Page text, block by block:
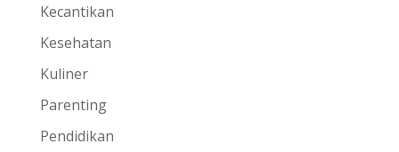
Kecantikan
Kesehatan
Kuliner
Parenting
Pendidikan